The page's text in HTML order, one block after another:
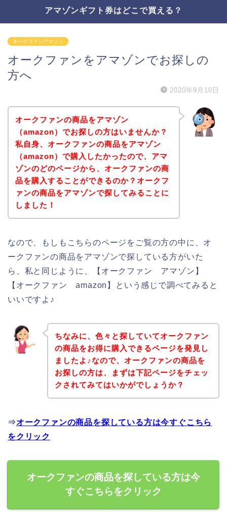
アマゾンギフト券はどこで買える？
オークファンアマゾン
オークファンをアマゾンでお探しの
方へ
2020年9月10日
オークファンの商品をアマゾン
（amazon）でお探しの方はいませんか？
私自身、オークファンの商品をアマゾン
（amazon）で購入したかったので、アマ
ゾンのどのページから、オークファンの商
品を購入することができるのか？オークフ
ァンの商品をアマゾンで探してみることに
しました！
なので、もしもこちらのページをご覧の方の中に、オ
ークファンの商品をアマゾンで探している方がいた
ら、私と同じように、【オークファン アマゾン】
【オークファン amazon】という感じで調べてみると
いいですよ♪
ちなみに、色々と探していてオークファン
の商品をお得に購入できるページを発見し
ましたよ♪なので、オークファンの商品を
お探しの方は、まずは下記ページをチェッ
クされてみてはいかがでしょうか？
⇒オークファンの商品を探している方は今すぐこちら
をクリック
オークファンの商品を探している方は今
すぐこちらをクリック